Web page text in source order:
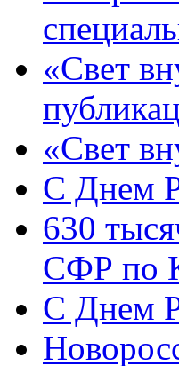
«Свет
«Свет
C Днем
630
СФР по
C Днем